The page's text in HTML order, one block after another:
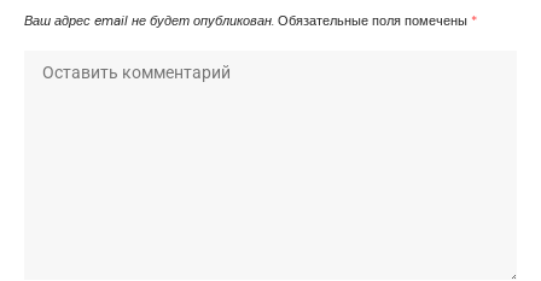
Ваш адрес email не будет опубликован. Обязательные поля помечены *